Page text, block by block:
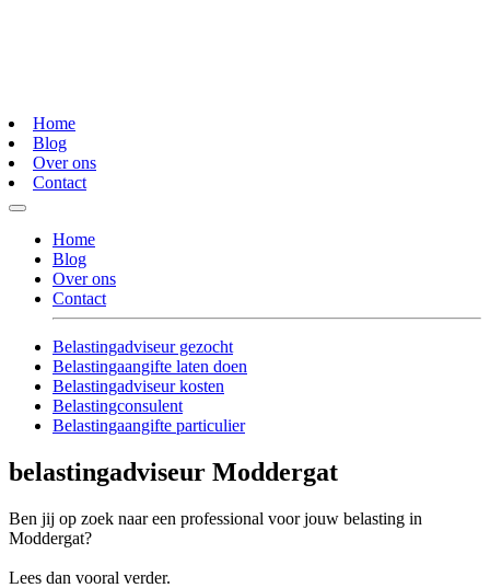
Home
Blog
Over ons
Contact
Home
Blog
Over ons
Contact
Belastingadviseur gezocht
Belastingaangifte laten doen
Belastingadviseur kosten
Belastingconsulent
Belastingaangifte particulier
belastingadviseur Moddergat
Ben jij op zoek naar een professional voor jouw belasting in
Moddergat?
Lees dan vooral verder.